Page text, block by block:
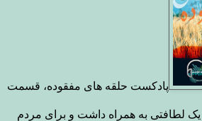
پادکست حلقه های مفقوده، قسمت
یک لطافتی به همراه داشت و برای مردم